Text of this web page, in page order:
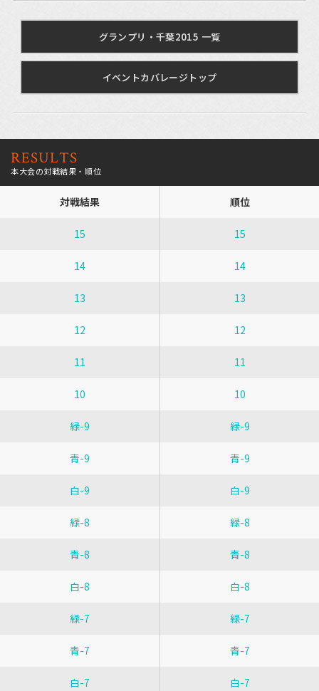
グランプリ・千葉2015 一覧
イベントカバレージトップ
RESULTS
本大会の対戦結果・順位
対戦結果 順位
15 15
14 14
13 13
12 12
11 11
10 10
緑-9 緑-9
青-9 青-9
白-9 白-9
緑-8 緑-8
青-8 青-8
白-8 白-8
緑-7 緑-7
青-7 青-7
白-7 白-7